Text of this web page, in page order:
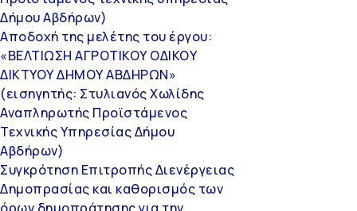
Δήμου Αβδήρων)
Αποδοχή της μελέτης του έργου:
«ΒΕΛΤΙΩΣΗ ΑΓΡΟΤΙΚΟΥ ΟΔΙΚΟΥ
ΔΙΚΤΥΟΥ ΔΗΜΟΥ ΑΒΔΗΡΩΝ»
(εισηγητής: Στυλιανός Χωλίδης
Αναπληρωτής Προϊστάμενος
Τεχνικής Υπηρεσίας Δήμου
Αβδήρων)
Συγκρότηση Επιτροπής Διενέργειας
Δημοπρασίας και καθορισμός των